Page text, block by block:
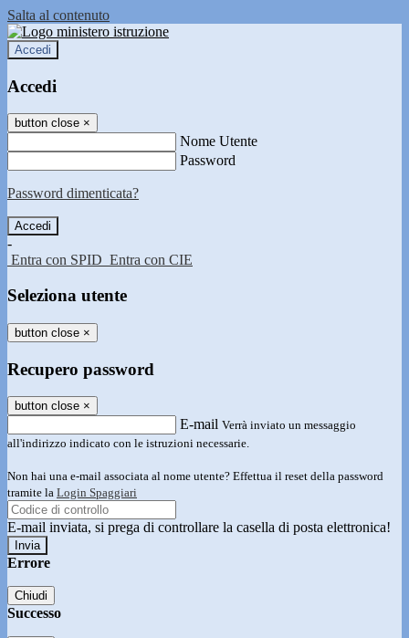
Salta al contenuto
Accedi
Accedi
button close ×
Nome Utente
Password
Password dimenticata?
-
Entra con SPID Entra con CIE
Seleziona utente
button close ×
Recupero password
button close ×
E-mail Verrà inviato un messaggio
all'indirizzo indicato con le istruzioni necessarie.
Non hai una e-mail associata al nome utente? Effettua il reset della password
tramite la Login Spaggiari
E-mail inviata, si prega di controllare la casella di posta elettronica!
Errore
Chiudi
Successo